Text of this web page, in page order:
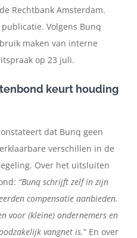
Rechtbank Amsterdam.
Volgens Bunq
maken van interne
op 23 juli.
keurt houding
dat Bunq geen
verschillen in de
Over het uitsluiten
“Bunq schrijft zelf in zijn
compensatie aanbieden.
voor (kleine) ondernemers en
vangnet is.” En over